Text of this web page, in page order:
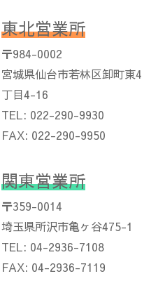
東北営業所
〒984-0002
宮城県仙台市若林区卸町東4
丁目4-16
TEL: 022-290-9930
FAX: 022-290-9950
関東営業所
〒359-0014
埼玉県所沢市亀ヶ谷475-1
TEL: 04-2936-7108
FAX: 04-2936-7119